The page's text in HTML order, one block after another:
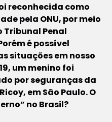
reconhecida como
pela ONU, por meio
Tribunal Penal
é possível
situações em nosso
um menino foi
por seguranças da
em São Paulo. O
no Brasil?